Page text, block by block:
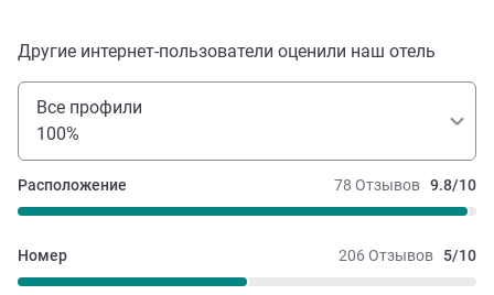
Другие интернет-пользователи оценили наш отель
Все профили
100%
78 Отзывов 9.8/10
Расположение
206 Отзывов 5/10
Номер